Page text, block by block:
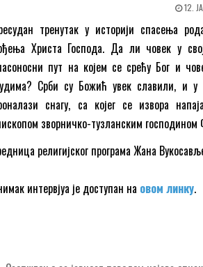
12.
тренутак у историји спасења
Христа Господа. Да ли човек у
пут на којем се срећу Бог и
Срби су Божић увек славили, и у
снагу, са којег се извора
зворничко-тузланским господином
религијског програма Жана
интервјуа је доступан на овом линку.